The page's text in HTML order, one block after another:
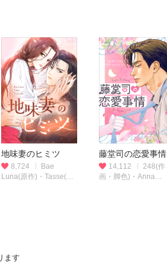
地味妻のヒミツ
8,724
Bae
Luna(原作)・Tasse(作
藤堂司の恋愛事情
14,112
248(作
画・脚色)・Anna
ます